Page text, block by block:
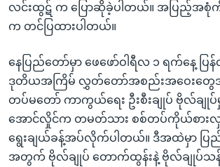
လင်းထွဋ် က ပြောဆိုခဲ့ပါတယ်။ အပြည့်အစုံကိုတ
က တင်ပြထားပါတယ်။
နေပြည်တော်မှာ ဖေဖော်ဝါရီလ ၁ ရက်နေ့
ဒုတိယအကြိမ် လွှတ်တော်အစည်းအဝေးတွ
တပ်မတော် ကာကွယ်ရေး ဦးစီးချုပ် ဗိုလ်ချုပ်မှူ
အောင်လှိုင်က တမတ်သား စစ်တပ်ကိုယ်စာ
ရွေးချယ်ခန့်အပ်လိုက်ပါတယ်။ ဒီအထဲမှာ
အတွက် ဗိုလ်ချုပ် တောက်ထွန်းနဲ့ ဗိုလ်ချုပ်သ